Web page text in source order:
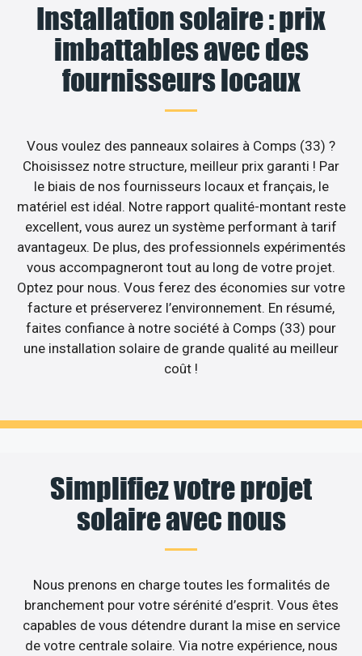
Installation solaire : prix
imbattables avec des
fournisseurs locaux
Vous voulez des panneaux solaires à Comps (33) ?
Choisissez notre structure, meilleur prix garanti ! Par
le biais de nos fournisseurs locaux et français, le
matériel est idéal. Notre rapport qualité-montant reste
excellent, vous aurez un système performant à tarif
avantageux. De plus, des professionnels expérimentés
vous accompagneront tout au long de votre projet.
Optez pour nous. Vous ferez des économies sur votre
facture et préserverez l’environnement. En résumé,
faites confiance à notre société à Comps (33) pour
une installation solaire de grande qualité au meilleur
coût !
Simplifiez votre projet
solaire avec nous
Nous prenons en charge toutes les formalités de
branchement pour votre sérénité d’esprit. Vous êtes
capables de vous détendre durant la mise en service
de votre centrale solaire. Via notre expérience, nous